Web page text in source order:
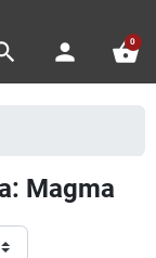
person shopping_basket
0
Magma